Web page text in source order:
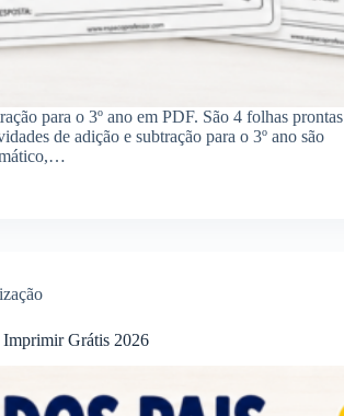
para o 3º ano em PDF. São 4 folhas prontas
de adição e subtração para o 3º ano são
Grátis 2026